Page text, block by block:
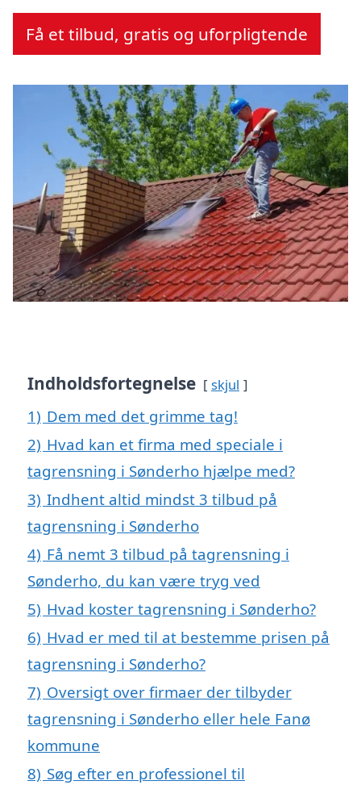
Få et tilbud, gratis og uforpligtende
Indholdsfortegnelse skjul
1) Dem med det grimme tag!
2) Hvad kan et firma med speciale i
tagrensning i Sønderho hjælpe med?
3) Indhent altid mindst 3 tilbud på
tagrensning i Sønderho
4) Få nemt 3 tilbud på tagrensning i
Sønderho, du kan være tryg ved
5) Hvad koster tagrensning i Sønderho?
6) Hvad er med til at bestemme prisen på
tagrensning i Sønderho?
7) Oversigt over firmaer der tilbyder
tagrensning i Sønderho eller hele Fanø
kommune
8) Søg efter en professionel til